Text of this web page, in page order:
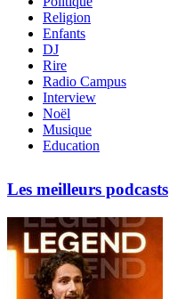
Religion
Enfants
DJ
Rire
Radio Campus
Interview
Noël
Musique
Education
Les meilleurs podcasts